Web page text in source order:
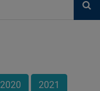
2020 2021